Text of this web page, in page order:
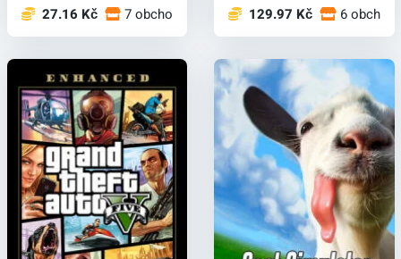
27.16 Kč 7 obchodech 129.97 Kč 6